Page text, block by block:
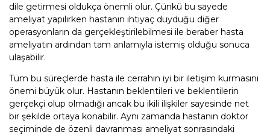
dile getirmesi oldukça önemli olur. Çünkü bu sayede
ameliyat yapılırken hastanın ihtiyaç duyduğu diğer
operasyonların da gerçekleştirilebilmesi ile beraber hasta
ameliyatın ardından tam anlamıyla istemiş olduğu sonuca
ulaşabilir.
Tüm bu süreçlerde hasta ile cerrahın iyi bir iletişim kurmasını
önemi büyük olur. Hastanın beklentileri ve beklentilerin
gerçekçi olup olmadığı ancak bu ikili ilişkiler sayesinde net
bir şekilde ortaya konabilir. Aynı zamanda hastanın doktor
seçiminde de özenli davranması ameliyat sonrasındaki